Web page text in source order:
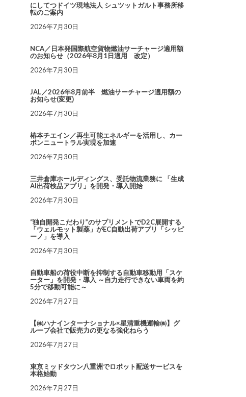
にしてつドイツ現地法人 シュツットガルト事務所移
転のご案内
2026年7月30日
NCA／日本発国際航空貨物燃油サーチャージ適用額
のお知らせ（2026年8月1日適用 改定）
2026年7月30日
JAL／2026年8月前半 燃油サーチャージ適用額の
お知らせ(変更)
2026年7月30日
椿本チエイン／再生可能エネルギーを活用し、カー
ボンニュートラル実現を加速
2026年7月30日
三井倉庫ホールディングス、受託物流業務に 「生成
AI出荷検品アプリ」を開発・導入開始
2026年7月30日
“独自開発こだわり”のサプリメントでD2C展開する
「ウェルモット製薬」がEC自動出荷アプリ「シッピ
ーノ」を導入
2026年7月30日
自動車船の荷役中断を抑制する自動車移動用「スケ
ーター」を開発・導入 ～自力走行できない車両を約
5分で移動可能に～
2026年7月27日
【㈱ハナインターナショナル×星清重機運輸㈱】グ
ループ会社で販売力の更なる強化ねらう
2026年7月27日
東京ミッドタウン八重洲でロボット配送サービスを
本格始動
2026年7月27日